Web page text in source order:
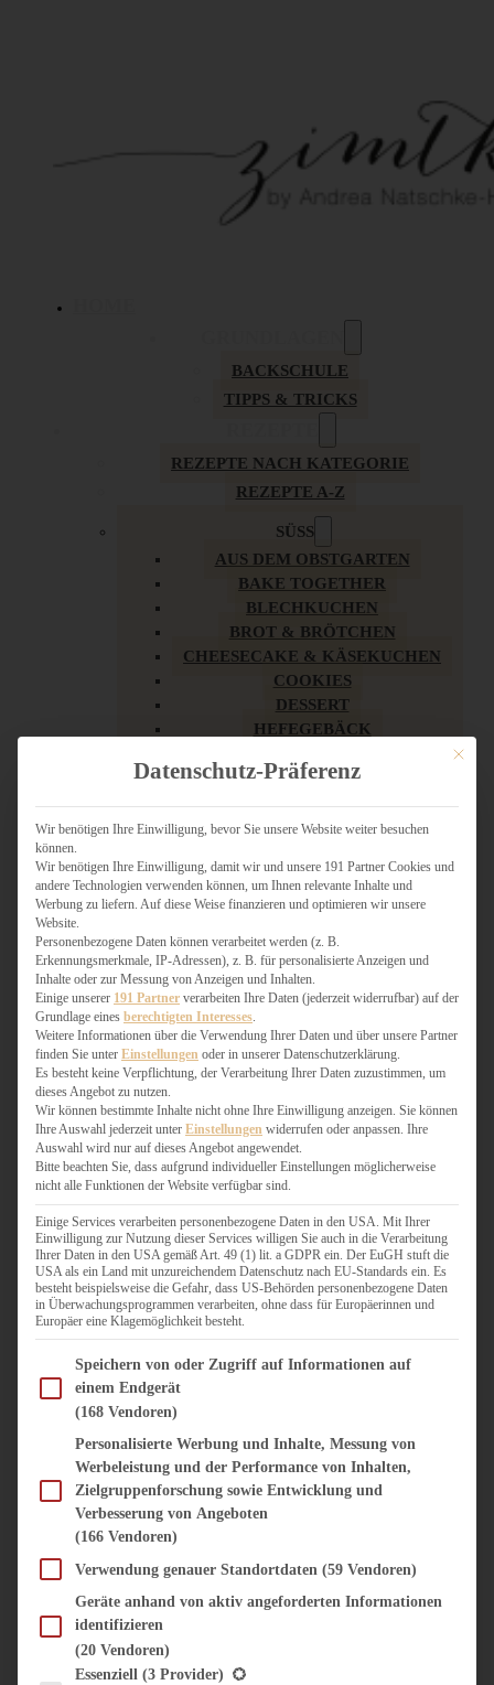
BACKSCHULE
TIPPS & TRICKS
REZEPTE NACH KATEGORIE
REZEPTE A-Z
SÜSS
AUS DEM OBSTGARTEN
BAKE TOGETHER
BLECHKUCHEN
BROT & BRÖTCHEN
CHEESECAKE & KÄSEKUCHEN
COOKIES
DESSERT
HEFEGEBÄCK
KUCHEN
LOW CARB & GESÜNDER
MY AMERICAN BAKERY
SCHOKOLADIGES
SÜSSES HAUPTGERICHT
TÖRTCHEN
VEGAN SÜSS
WEIHNACHTSBÄCKEREI
HERZHAFT
BURGER & SANDWICHES
FIX AUF DEM TISCH
FLEISCH & FISCH
GRILLEN / BARBECUE
HERZHAFTES BACKEN
ONE-POT-GERICHTE
PASTA & NUDELGERICHTE
PIZZA, TARTES & QUICHES
REIS & RISOTTO
SALATE & SNACKS
SUPPENKASPEREIEN
VORSPEISEN
SÜSS & HERZHAFT
BROTAUFSTRICH
DIPS, SAUCEN, CHUTNEYS
KÜCHENGESCHENKE
Mit
Datenschutz-Präferenz
Wir benötigen Ihre Einwilligung, bevor Sie unsere Website weiter besuchen
können.
Wir benötigen Ihre Einwilligung, damit wir und unsere 191 Partner Cookies und
andere Technologien verwenden können, um Ihnen relevante Inhalte und
Werbung zu liefern. Auf diese Weise finanzieren und optimieren wir unsere
Website.
Personenbezogene Daten können verarbeitet werden (z. B.
Erkennungsmerkmale, IP-Adressen), z. B. für personalisierte Anzeigen und
Inhalte oder zur Messung von Anzeigen und Inhalten.
Einige unserer 191 Partner verarbeiten Ihre Daten (jederzeit widerrufbar) auf der
Grundlage eines berechtigten Interesses
Weitere Informationen über die Verwendung Ihrer Daten und über unsere Partner
finden Sie unter Einstellungen oder in unserer Datenschutzerklärung.
Es besteht keine Verpflichtung, der Verarbeitung Ihrer Daten zuzustimmen, um
dieses Angebot zu nutzen.
Wir können bestimmte Inhalte nicht ohne Ihre Einwilligung anzeigen. Sie können
Ihre Auswahl jederzeit unter Einstellungen widerrufen oder anpassen. Ihre
Auswahl wird nur auf dieses Angebot angewendet.
Bitte beachten Sie, dass aufgrund individueller Einstellungen möglicherweise
nicht alle Funktionen der Website verfügbar sind.
Einige Services verarbeiten personenbezogene Daten in den USA. Mit Ihrer
Einwilligung zur Nutzung dieser Services willigen Sie auch in die Verarbeitung
Ihrer Daten in den USA gemäß Art. 49 (1) lit. a GDPR ein. Der EuGH stuft die
USA als ein Land mit unzureichendem Datenschutz nach EU-Standards ein. Es
besteht beispielsweise die Gefahr, dass US-Behörden personenbezogene Daten
in Überwachungsprogrammen verarbeiten, ohne dass für Europäerinnen und
Europäer eine Klagemöglichkeit besteht.
Im Folgenden finden Sie eine Liste der Zwecke des IAB Transparency and Consent
Speichern von oder Zugriff auf Informationen auf
einem Endgerät
(168 Vendoren)
Personalisierte Werbung und Inhalte, Messung von
Werbeleistung und der Performance von Inhalten,
Zielgruppenforschung sowie Entwicklung und
Verbesserung von Angeboten
(166 Vendoren)
Verwendung genauer Standortdaten (59 Vendoren)
Geräte anhand von aktiv angeforderten Informationen
identifizieren
(20 Vendoren)
Es folgt eine Liste der Service-Gruppen, für die eine Einwilligung erteilt werden
Essenziell (3 Provider)